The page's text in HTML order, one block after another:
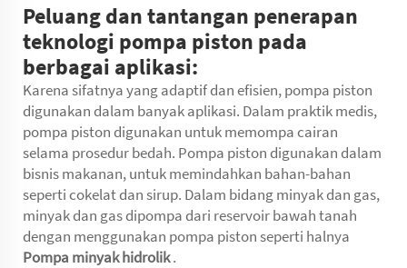
Peluang dan tantangan penerapan
teknologi pompa piston pada
berbagai aplikasi:
Karena sifatnya yang adaptif dan efisien, pompa piston
digunakan dalam banyak aplikasi. Dalam praktik medis,
pompa piston digunakan untuk memompa cairan
selama prosedur bedah. Pompa piston digunakan dalam
bisnis makanan, untuk memindahkan bahan-bahan
seperti cokelat dan sirup. Dalam bidang minyak dan gas,
minyak dan gas dipompa dari reservoir bawah tanah
dengan menggunakan pompa piston seperti halnya
Pompa minyak hidrolik.